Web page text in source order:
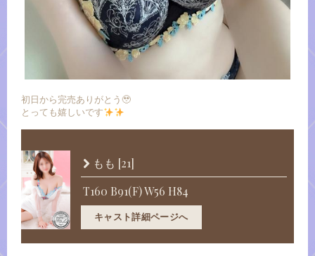
初日から完売ありがとう🥹
とっても嬉しいです
もも [21]
T160 B91(F) W56 H84
キャスト詳細ページへ